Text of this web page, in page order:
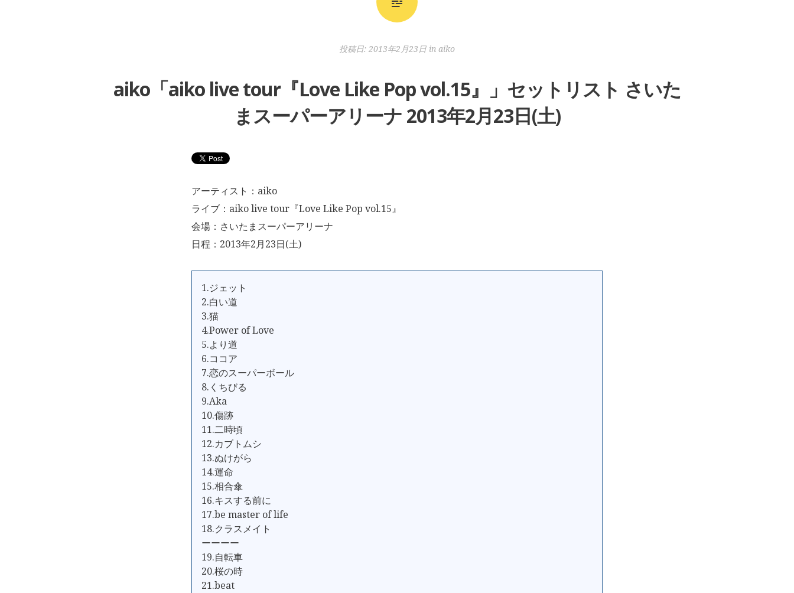
投稿日: 2013年2月23日 in aiko
aiko「aiko live tour『Love Like Pop vol.15』」セットリスト さいた
まスーパーアリーナ 2013年2月23日(土)
アーティスト：aiko
ライブ：aiko live tour『Love Like Pop vol.15』
会場：さいたまスーパーアリーナ
日程：2013年2月23日(土)
1.ジェット
2.白い道
3.猫
4.Power of Love
5.より道
6.ココア
7.恋のスーパーボール
8.くちびる
9.Aka
10.傷跡
11.二時頃
12.カブトムシ
13.ぬけがら
14.運命
15.相合傘
16.キスする前に
17.be master of life
18.クラスメイト
ーーーー
19.自転車
20.桜の時
21.beat